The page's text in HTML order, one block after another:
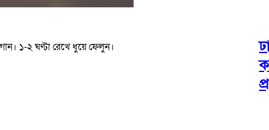
১-২ ঘণ্টা রেখে ধুয়ে ফেলুন।